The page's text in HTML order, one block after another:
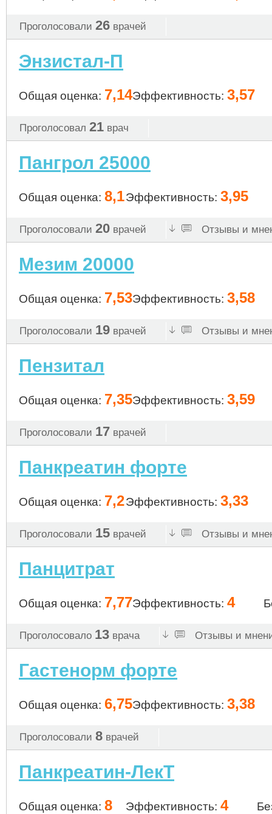
Проголосовали 26 врачей
Энзистал-П
Общая оценка: 7,14Эффективность: 3,57
Проголосовал 21 врач
Пангрол 25000
Общая оценка: 8,1Эффективность: 3,95
Проголосовали 20 врачей Отзывы и
Мезим 20000
Общая оценка: 7,53Эффективность: 3,58
Проголосовали 19 врачей Отзывы и
Пензитал
Общая оценка: 7,35Эффективность: 3,59
Проголосовали 17 врачей
Панкреатин форте
Общая оценка: 7,2Эффективность: 3,33
Проголосовали 15 врачей Отзывы и
Панцитрат
Общая оценка: 7,77Эффективность: 4
Проголосовало 13 врача Отзывы и
Гастенорм форте
Общая оценка: 6,75Эффективность: 3,38
Проголосовали 8 врачей
Панкреатин-ЛекТ
Общая оценка: 8 Эффективность: 4